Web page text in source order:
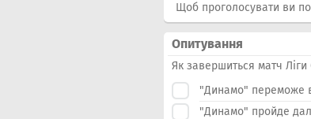
Щоб проголосувати ви
Опитування
Як завершиться матч
"Динамо" переможе
"Динамо" пройде